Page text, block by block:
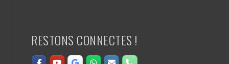
RESTONS CONNECTES !